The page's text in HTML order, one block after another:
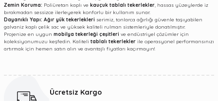
Zemin Koruma: Poliüretan kaplı ve kauçuk tablalı tekerlekler, hassas yüzeylerde iz
bırakmadan sessizce ilerleyerek konforlu bir kullanım sunar.
Dayanıklı Yapı: Ağır yük tekerlekleri serimiz, tonlarca ağırlığı güvenle taşıyabilen
galvaniz kaplı çelik sac ve yüksek kaliteli rulman sistemleriyle donatılmıştır.
Projenize en uygun mobilya tekerleği çeşitleri ve endüstriyel çözümler için
koleksiyonumuzu keşfedin. Kaliteli tablalı tekerlekler ile operasyonel performansınızı
artırmak için hemen satın alın ve avantajlı fiyatları kaçırmayın!
Ücretsiz Kargo